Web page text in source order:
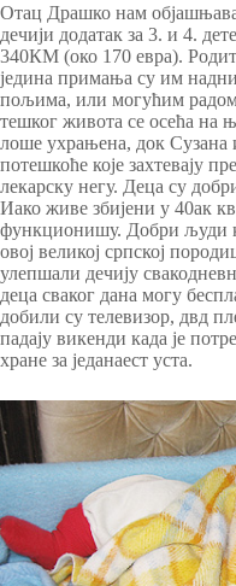
Отац Драшко нам
дечији додатак за 3. и 4.
340КМ (око 170 евра).
једина примања су им
пољима, или могућим
тешког живота се осећа на
лоше ухрањена, док Сузана
потешкоће које захтевају
лекарску негу. Деца су
Иако живе збијени у 40ак
функционишу. Добри људи
овој великој српској
улепшали дечију
деца сваког дана могу
добили су телевизор, двд
падају викенди када је
хране за једанаест уста.